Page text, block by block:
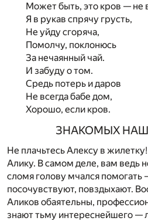
Может быть, это кров — не
Я в рукав спрячу грусть,
Не уйду сгоряча,
Помолчу, поклонюсь
За нечаянный чай.
И забуду о том.
Средь потерь и даров
Не всегда бабе дом,
Хорошо, если кров.
ЗНАКОМЫХ
Не плачьтесь Алексу в
Алику. В самом деле, вам ведь
сломя голову мчался помогать
посочувствуют, повздыхают.
Аликов обаятельны,
знают тьму интереснейшего —